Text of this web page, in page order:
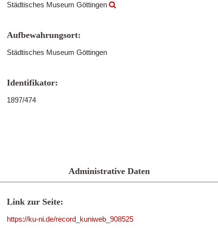
Städtisches Museum Göttingen
Aufbewahrungsort:
Städtisches Museum Göttingen
Identifikator:
1897/474
Administrative Daten
Link zur Seite:
https://ku-ni.de/record_kuniweb_908525